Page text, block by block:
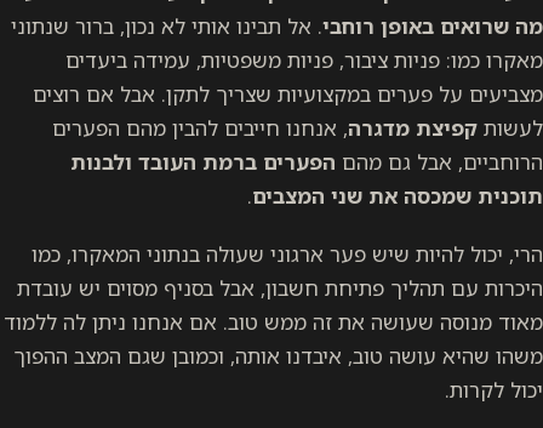
מה שרואים באופן רוחבי. אל תבינו אותי לא נכון, ברור שנתוני
מאקרו כמו: פניות ציבור, פניות משפטיות, עמידה ביעדים
מצביעים על פערים במקצועיות שצריך לתקן. אבל אם רוצים
לעשות קפיצת מדגרה, אנחנו חייבים להבין מהם הפערים
הרוחביים, אבל גם מהם הפערים ברמת העובד ולבנות
תוכנית שמכסה את שני המצבים.
הרי, יכול להיות שיש פער ארגוני שעולה בנתוני המאקרו, כמו
היכרות עם תהליך פתיחת חשבון, אבל בסניף מסוים יש עובדת
מאוד מנוסה שעושה את זה ממש טוב. אם אנחנו ניתן לה ללמוד
משהו שהיא עושה טוב, איבדנו אותה, וכמובן שגם המצב ההפוך
יכול לקרות.